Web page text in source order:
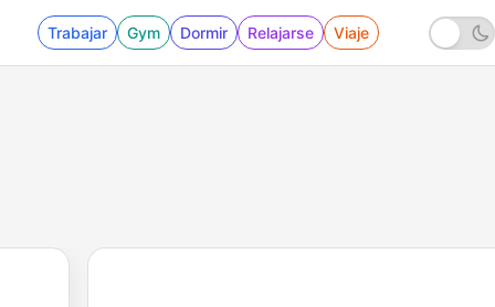
Trabajar Gym Dormir Relajarse Viaje